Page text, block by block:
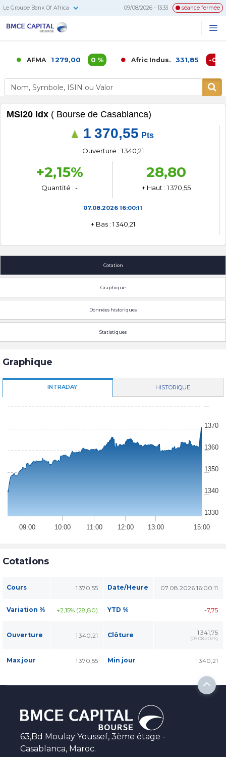
Le Groupe Bank Of Africa 09/08/2026 - 13:33 séance fermée
AFMA 1 279,00 0 % Afric Indus. 331,85 -0,02
MSI20 Idx ( Bourse de Casablanca)
1 370,55 Pts
Ouverture : 1 340,21
+2,15%
Quantité : -
28,80
+ Haut : 1 370,55
07.08.2026 16:00:11
+ Bas : 1 340,21
Cotation
Graphique
Données historiques
Statistiques
Graphique
INTRADAY HISTORIQUE
09:00 10:00 11:00 12:00 13:00 15:00
1330
1340
1350
1360
1370
Cotations
Cours 1 370,55 Date/Heure 07.08.2026 16:00:11
Variation % +2,15% (28,80) YTD % -7,75
Ouverture 1 340,21 Clôture 1 341,75
(06.08.2026)
Max jour 1 370,55 Min jour 1 340,21
63,Bd Moulay Youssef, 3ème étage -
Casablanca, Maroc.